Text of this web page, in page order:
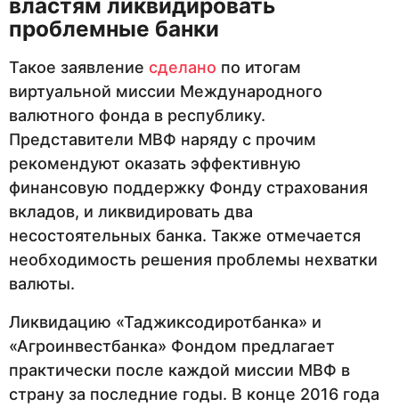
властям ликвидировать
проблемные банки
Такое заявление сделано по итогам
виртуальной миссии Международного
валютного фонда в республику.
Представители МВФ наряду с прочим
рекомендуют оказать эффективную
финансовую поддержку Фонду страхования
вкладов, и ликвидировать два
несостоятельных банка. Также отмечается
необходимость решения проблемы нехватки
валюты.
Ликвидацию «Таджиксодиротбанка» и
«Агроинвестбанка» Фондом предлагает
практически после каждой миссии МВФ в
страну за последние годы. В конце 2016 года